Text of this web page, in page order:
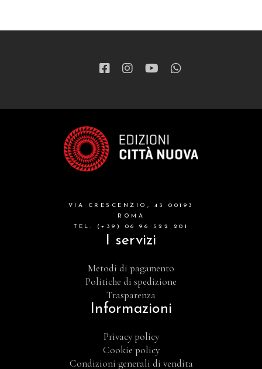
VIA CRESCENZIO, 43 00193
ROMA
TEL. (+39) 06 96 522 201
I servizi
Metodi di pagamento
Politiche di spedizione
Trasparenza
Informazioni
Privacy policy
Cookie policy
Condizioni generali di vendita